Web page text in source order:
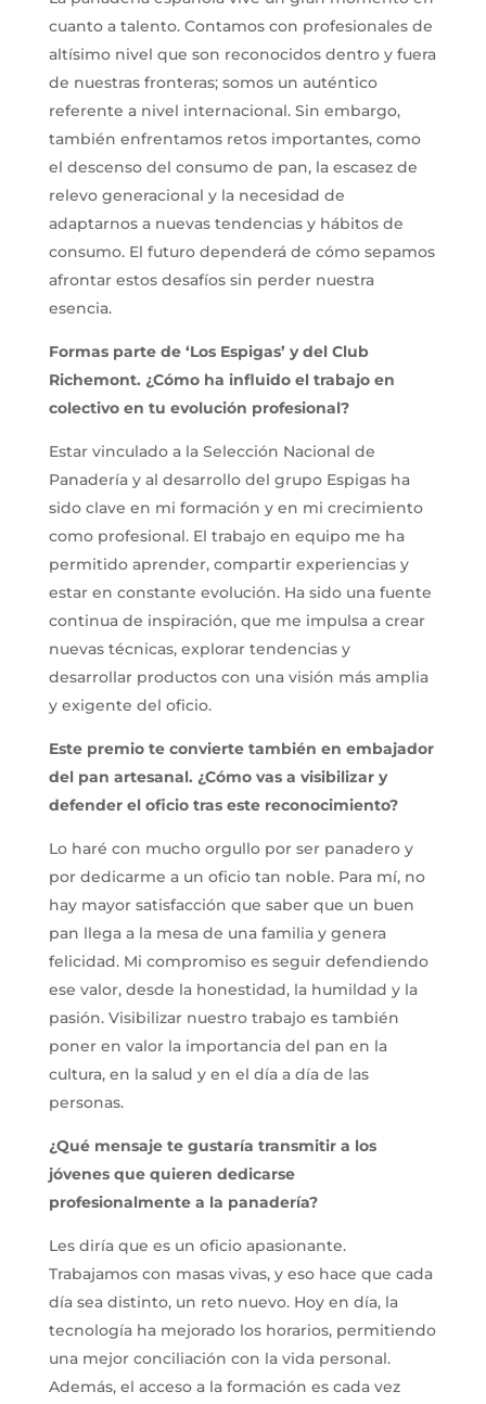
cuanto a talento. Contamos con profesionales de
altísimo nivel que son reconocidos dentro y fuera
de nuestras fronteras; somos un auténtico
referente a nivel internacional. Sin embargo,
también enfrentamos retos importantes, como
el descenso del consumo de pan, la escasez de
relevo generacional y la necesidad de
adaptarnos a nuevas tendencias y hábitos de
consumo. El futuro dependerá de cómo sepamos
afrontar estos desafíos sin perder nuestra
esencia.
Formas parte de ‘Los Espigas’ y del Club
Richemont. ¿Cómo ha influido el trabajo en
colectivo en tu evolución profesional?
Estar vinculado a la Selección Nacional de
Panadería y al desarrollo del grupo Espigas ha
sido clave en mi formación y en mi crecimiento
como profesional. El trabajo en equipo me ha
permitido aprender, compartir experiencias y
estar en constante evolución. Ha sido una fuente
continua de inspiración, que me impulsa a crear
nuevas técnicas, explorar tendencias y
desarrollar productos con una visión más amplia
y exigente del oficio.
Este premio te convierte también en embajador
del pan artesanal. ¿Cómo vas a visibilizar y
defender el oficio tras este reconocimiento?
Lo haré con mucho orgullo por ser panadero y
por dedicarme a un oficio tan noble. Para mí, no
hay mayor satisfacción que saber que un buen
pan llega a la mesa de una familia y genera
felicidad. Mi compromiso es seguir defendiendo
ese valor, desde la honestidad, la humildad y la
pasión. Visibilizar nuestro trabajo es también
poner en valor la importancia del pan en la
cultura, en la salud y en el día a día de las
personas.
¿Qué mensaje te gustaría transmitir a los
jóvenes que quieren dedicarse
profesionalmente a la panadería?
Les diría que es un oficio apasionante.
Trabajamos con masas vivas, y eso hace que cada
día sea distinto, un reto nuevo. Hoy en día, la
tecnología ha mejorado los horarios, permitiendo
una mejor conciliación con la vida personal.
Además, el acceso a la formación es cada vez